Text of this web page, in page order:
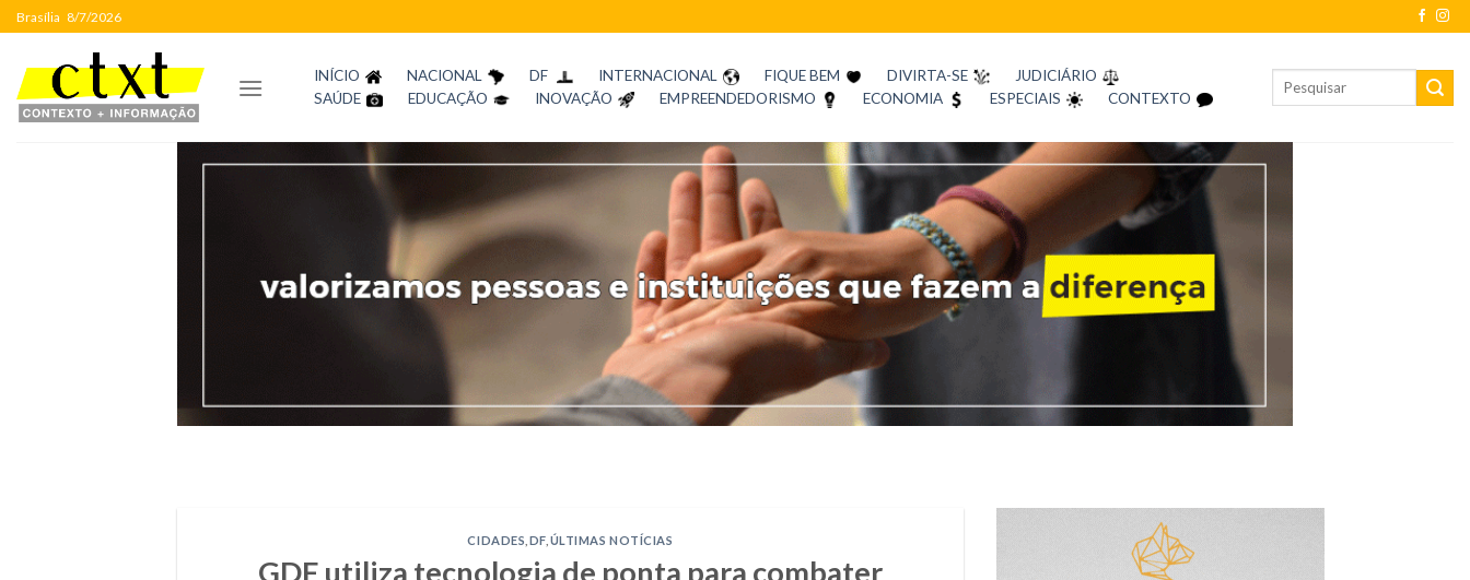
Skip
to
content
Brasília 8/7/2026
INÍCIO NACIONAL DF INTERNACIONAL FIQUE BEM DIVIRTA-SE
JUDICIÁRIO
SAÚDE
EDUCAÇÃO INOVAÇÃO EMPREENDEDORISMO ECONOMIA ESPECIAIS CONTEXTO
CIDADES DF ÚLTIMAS NOTÍCIAS
GDF utiliza tecnologia de ponta para combater